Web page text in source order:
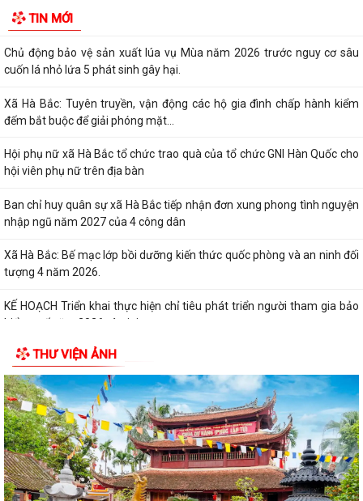
TIN MỚI
của Bộ trưởng Bộ Tài chính hướng...
Chủ động bảo vệ sản xuất lúa vụ Mùa năm 2026 trước nguy cơ sâu
cuốn lá nhỏ lứa 5 phát sinh gây hại.
Xã Hà Bắc: Tuyên truyền, vận động các hộ gia đình chấp hành kiểm
đếm bắt buộc để giải phóng mặt...
Hội phụ nữ xã Hà Bắc tổ chức trao quà của tổ chức GNI Hàn Quốc cho
hội viên phụ nữ trên địa bàn
Ban chỉ huy quân sự xã Hà Bắc tiếp nhận đơn xung phong tình nguyện
nhập ngũ năm 2027 của 4 công dân
Xã Hà Bắc: Bế mạc lớp bồi dưỡng kiến thức quốc phòng và an ninh đối
tượng 4 năm 2026.
KẾ HOẠCH Triển khai thực hiện chỉ tiêu phát triển người tham gia bảo
hiểm y tế năm 2026 và giai...
KẾ HOẠCH Chỉnh trang, bó gọn mạng cáp ngoại vi viễn thông trên địa
bàn xã Hà Bắc năm 2026
KẾ HOẠCH Tiếp tục thực hiện Quyết định số 1163/QĐ-TTg ngày
13/7/2021 của Thủ tướng Chính phủ về...
KẾ HOẠCH Chuyển đổi vị trí công tác năm 2026 theo Nghị định số
59/2019/NĐ-CP của Chính Phủ
THƯ VIỆN ẢNH